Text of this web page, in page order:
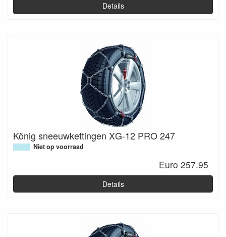
Details
König sneeuwkettingen XG-12 PRO 247
Niet op voorraad
Euro 257.95
Details